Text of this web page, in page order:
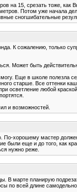
на 15, срезать тоже,
Потом уже начала
сногшибательные
К сожалению, только
Может быть
Еще в школе полезла
старше. Все оттенки
осветление любой
и возможностей.
По-хорошему мастер
еще и до того, как
нужно реже.
В марте планирую
по всей длине